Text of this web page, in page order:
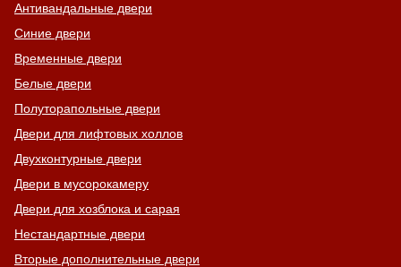
Антивандальные двери
Синие двери
Временные двери
Белые двери
Полуторапольные двери
Двери для лифтовых холлов
Двухконтурные двери
Двери в мусорокамеру
Двери для хозблока и сарая
Нестандартные двери
Вторые дополнительные двери